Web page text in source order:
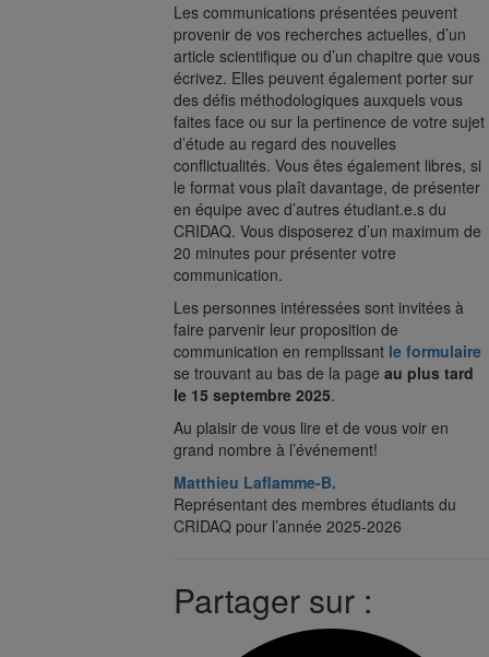
Les communications présentées peuvent
provenir de vos recherches actuelles, d’un
article scientifique ou d’un chapitre que vous
écrivez. Elles peuvent également porter sur
des défis méthodologiques auxquels vous
faites face ou sur la pertinence de votre sujet
d’étude au regard des nouvelles
conflictualités. Vous êtes également libres, si
le format vous plaît davantage, de présenter
en équipe avec d’autres étudiant.e.s du
CRIDAQ. Vous disposerez d’un maximum de
20 minutes pour présenter votre
communication.
Les personnes intéressées sont invitées à
faire parvenir leur proposition de
communication en remplissant le formulaire
se trouvant au bas de la pageau plus tard
le 15 septembre 2025.
Au plaisir de vous lire et de vous voir en
grand nombre à l’événement!
Matthieu Laflamme-B.
Représentant des membres étudiants du
CRIDAQ pour l’année 2025-2026
Partager sur :